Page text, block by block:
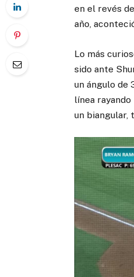
en el revés
año,
Lo más
sido ante
un ángulo de
línea
un biangular,